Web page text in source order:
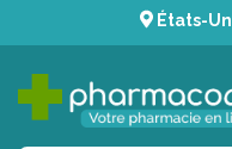
États-